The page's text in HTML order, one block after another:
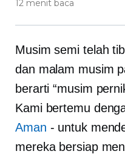
12 menit baca
Musim semi telah
dan malam musim
berarti “musim
Kami bertemu
Aman - untuk
mereka bersiap